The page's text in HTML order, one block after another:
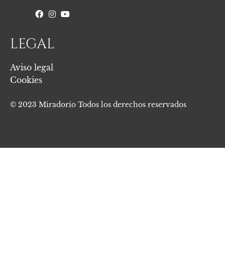
LEGAL
Aviso legal
Cookies
© 2023 Miradorio Todos los derechos reservados